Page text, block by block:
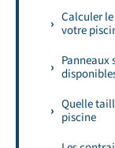
Calculer
votre
Panneaux
Quelle
piscine